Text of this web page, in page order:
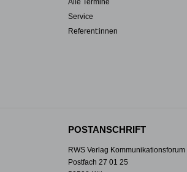
Alle Termine
Service
Referent:innen
POSTANSCHRIFT
RWS Verlag
Postfach 27 01 25